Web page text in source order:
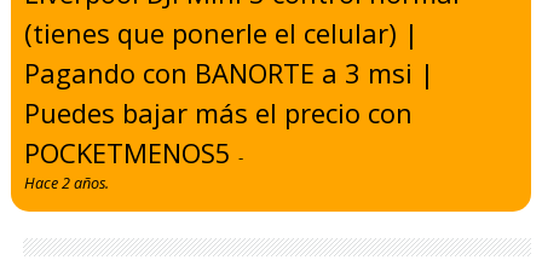
(tienes que ponerle el celular) |
Pagando con BANORTE a 3 msi |
Puedes bajar más el precio con
POCKETMENOS5-
Hace 2 años.